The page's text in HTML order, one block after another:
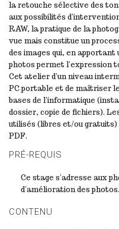
la retouche sélective des
aux possibilités
RAW, la pratique de la
vue mais constitue un
des images qui, en
photos permet l’expression
Cet atelier d’un niveau
PC portable et de maîtriser
bases de l’informatique
dossier, copie de fichiers).
utilisés (libres et/ou gratuits)
PDF.
PRÉ-REQUIS
Ce stage s’adresse aux
d’amélioration des photos.
CONTENU